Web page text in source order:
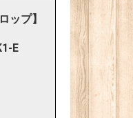
ップ】
E